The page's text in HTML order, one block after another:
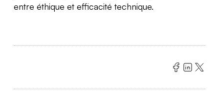
entre éthique et efficacité technique.